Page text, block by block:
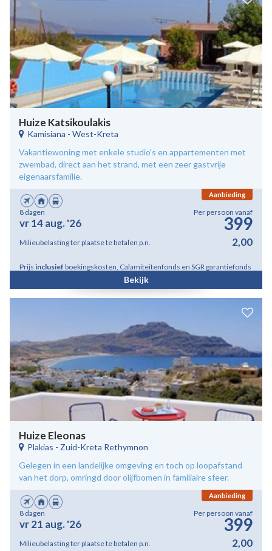
Huize Katsikoulakis
Kamisiana - West-Kreta
Vakantiewoning met enkele studio's en appartementen met
zwembad, direct aan het strand, met een zeer gastvrije
eigenaarsfamilie.
Aanbieding
8 dagen
vr 14 aug. '26
Per persoon vanaf
399
Milieubelasting ter plaatse te betalen p.n. 2,00
Prijs inclusief boekingskosten, Calamiteitenfonds en SGR garantiefonds
Bekijk
Huize Eleonas
Plakias - Zuid-Kreta Rethymnon
Gelegen in een landelijke omgeving en toch op loopafstand
van het dorp, omringd door olijfbomen in familiaire sfeer.
Aanbieding
8 dagen
vr 21 aug. '26
Per persoon vanaf
399
Milieubelasting ter plaatse te betalen p.n. 2,00